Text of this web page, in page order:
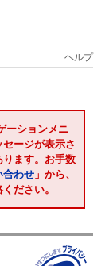
ヘルプ
ーションメニ
ージが表示さ
ます。お手数
合わせ 」から、
ださい。